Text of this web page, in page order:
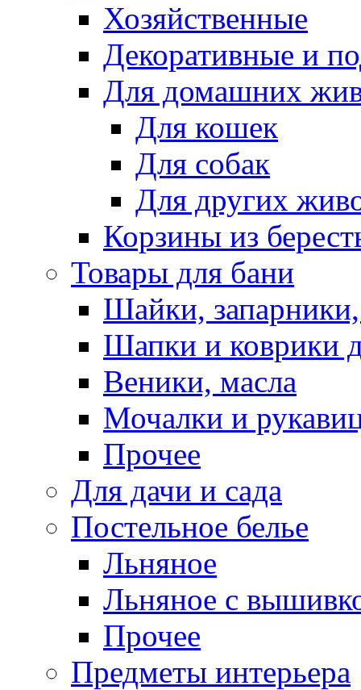
Хозяйственные
Декоративные и
Для домашних
Для кошек
Для собак
Для других
Корзины из
Товары для бани
Шайки,
Шапки и коврики
Веники, масла
Мочалки и
Прочее
Для дачи и сада
Постельное белье
Льняное
Льняное с
Прочее
Предметы интерьера